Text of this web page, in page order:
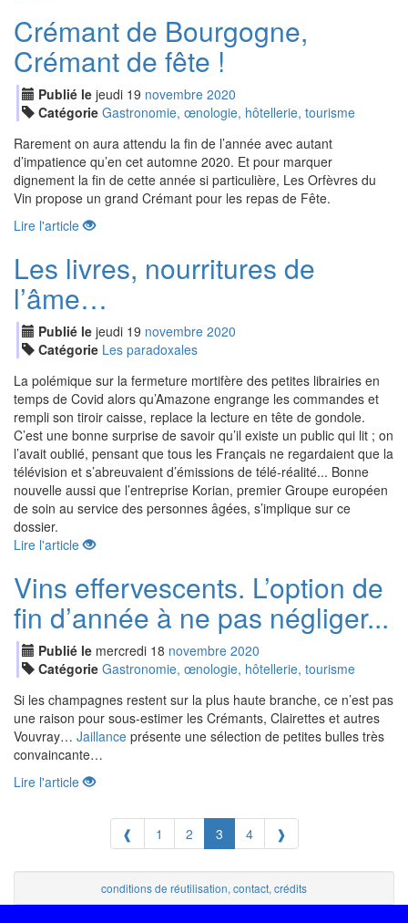
Crémant de Bourgogne,
Crémant de fête !
Publié le jeudi 19 novembre 2020
Catégorie Gastronomie, œnologie, hôtellerie, tourisme
Rarement on aura attendu la fin de l’année avec autant
d’impatience qu’en cet automne 2020. Et pour marquer
dignement la fin de cette année si particulière, Les Orfèvres du
Vin propose un grand Crémant pour les repas de Fête.
Lire l'article
Les livres, nourritures de
l’âme…
Publié le jeudi 19 novembre 2020
Catégorie Les paradoxales
La polémique sur la fermeture mortifère des petites librairies en
temps de Covid alors qu’Amazone engrange les commandes et
rempli son tiroir caisse, replace la lecture en tête de gondole.
C’est une bonne surprise de savoir qu’il existe un public qui lit ; on
l’avait oublié, pensant que tous les Français ne regardaient que la
télévision et s’abreuvaient d’émissions de télé-réalité... Bonne
nouvelle aussi que l’entreprise Korian, premier Groupe européen
de soin au service des personnes âgées, s’implique sur ce
dossier.
Lire l'article
Vins effervescents. L’option de
fin d’année à ne pas négliger...
Publié le mercredi 18 novembre 2020
Catégorie Gastronomie, œnologie, hôtellerie, tourisme
Si les champagnes restent sur la plus haute branche, ce n’est pas
une raison pour sous-estimer les Crémants, Clairettes et autres
Vouvray… Jaillance présente une sélection de petites bulles très
convaincante…
Lire l'article
❰ 1 2 3 4 ❱
conditions de réutilisation, contact, crédits